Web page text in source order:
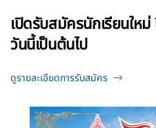
เปิดรับสมัครนักเรียนให
วันนี้เป็นต้นไป
ดูรายละเอียดการรับสมัคร